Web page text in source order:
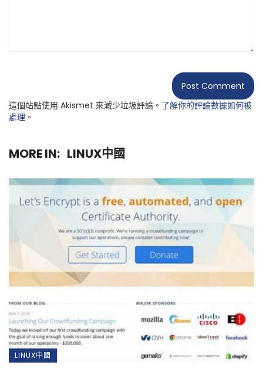
這個站點使用 Akismet 來減少垃圾評論。 了解你的評論數據如何被
處理 。
MORE IN: LINUX中國
LINUX中國